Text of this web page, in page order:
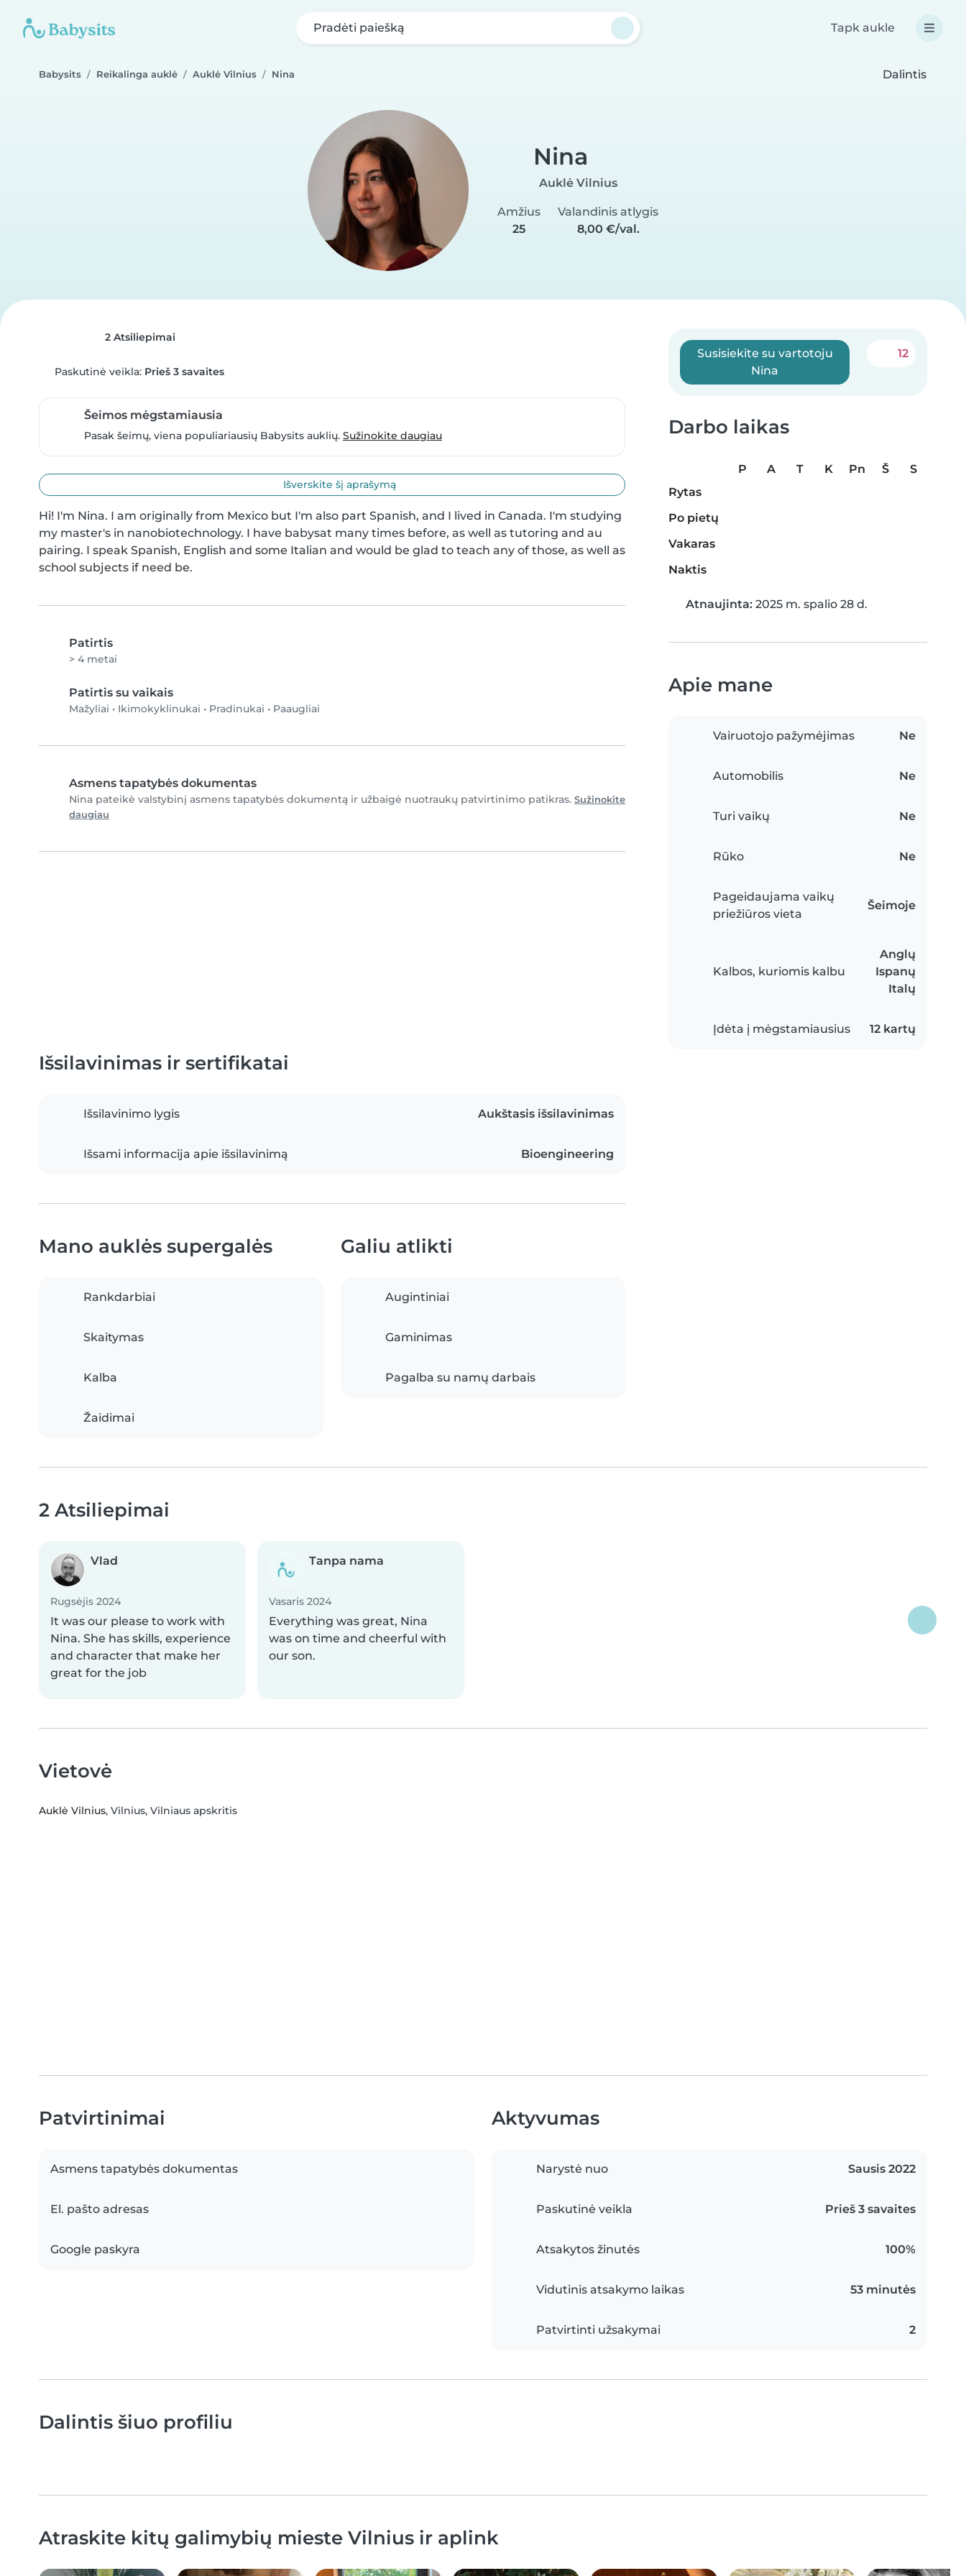
Pradėti paiešką Tapk aukle
Babysits Reikalinga auklė Auklė Vilnius Nina Dalintis
Nina
Auklė Vilnius
Amžius
25
Valandinis atlygis
8,00 €/val.
2 Atsiliepimai
Paskutinė veikla: Prieš 3 savaites
Šeimos mėgstamiausia
Pasak šeimų, viena populiariausių Babysits auklių. Sužinokite daugiau
Išverskite šį aprašymą
Hi! I'm Nina. I am originally from Mexico but I'm also part Spanish, and I lived in Canada. I'm studying
my master's in nanobiotechnology. I have babysat many times before, as well as tutoring and au
pairing. I speak Spanish, English and some Italian and would be glad to teach any of those, as well as
school subjects if need be.
Patirtis
> 4 metai
Patirtis su vaikais
Mažyliai • Ikimokyklinukai • Pradinukai • Paaugliai
Asmens tapatybės dokumentas
Nina pateikė valstybinį asmens tapatybės dokumentą ir užbaigė nuotraukų patvirtinimo patikras. Sužinokite
daugiau
Susisiekite su vartotoju
Nina
12
Darbo laikas
P A T K Pn Š
S
Rytas
Po pietų
Vakaras
Naktis
Atnaujinta: 2025 m. spalio 28 d.
Apie mane
Vairuotojo pažymėjimas Ne
Automobilis Ne
Turi vaikų Ne
Rūko Ne
Pageidaujama vaikų
priežiūros vieta
Šeimoje
Kalbos, kuriomis kalbu
Anglų
Ispanų
Italų
Įdėta į mėgstamiausius 12 kartų
Išsilavinimas ir sertifikatai
Išsilavinimo lygis Aukštasis išsilavinimas
Išsami informacija apie išsilavinimą Bioengineering
Mano auklės supergalės
Rankdarbiai
Skaitymas
Kalba
Žaidimai
Galiu atlikti
Augintiniai
Gaminimas
Pagalba su namų darbais
2 Atsiliepimai
Vlad
Rugsėjis 2024
It was our please to work with
Nina. She has skills, experience
and character that make her
great for the job
Tanpa nama
Vasaris 2024
Everything was great, Nina
was on time and cheerful with
our son.
Vietovė
Auklė Vilnius, Vilnius, Vilniaus apskritis
Patvirtinimai
Asmens tapatybės dokumentas
El. pašto adresas
Google paskyra
Aktyvumas
Narystė nuo Sausis 2022
Paskutinė veikla Prieš 3 savaites
Atsakytos žinutės 100%
Vidutinis atsakymo laikas 53 minutės
Patvirtinti užsakymai 2
Dalintis šiuo profiliu
Atraskite kitų galimybių mieste Vilnius ir aplink